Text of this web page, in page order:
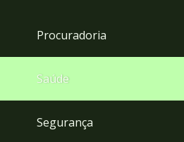
Procuradoria
Saúde
Segurança